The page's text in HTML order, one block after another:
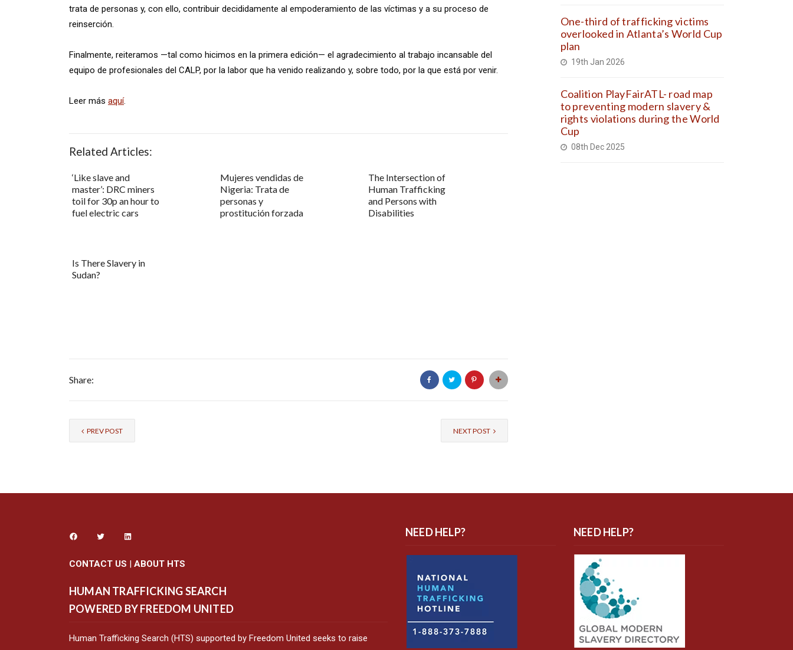
trata de personas y, con ello, contribuir decididamente al empoderamiento de las víctimas y a su proceso de
reinserción.
Finalmente, reiteramos —tal como hicimos en la primera edición— el agradecimiento al trabajo incansable del
equipo de profesionales del CALP, por la labor que ha venido realizando y, sobre todo, por la que está por venir.
Leer más aquí.
Related Articles:
‘Like slave and
master’: DRC miners
toil for 30p an hour to
fuel electric cars
Mujeres vendidas de
Nigeria: Trata de
personas y
prostitución forzada
The Intersection of
Human Trafficking
and Persons with
Disabilities
Is There Slavery in
Sudan?
Share:
PREV POST NEXT POST
One-third of trafficking victims
overlooked in Atlanta’s World Cup
plan
19th Jan 2026
Coalition PlayFairATL- road map
to preventing modern slavery &
rights violations during the World
Cup
08th Dec 2025
CONTACT US | ABOUT HTS
HUMAN TRAFFICKING SEARCH
POWERED BY FREEDOM UNITED
Human Trafficking Search (HTS) supported by Freedom United seeks to raise
NEED HELP? NEED HELP?